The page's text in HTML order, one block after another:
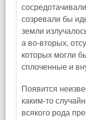
созревали бы
земли
а во-вторых,
которых могли
сплоченные и
Появится
каким-то
всякого рода